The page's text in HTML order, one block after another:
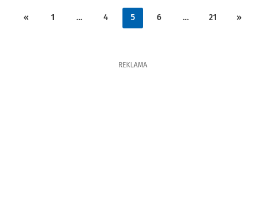
« 1 … 4 5 6 … 21 »
REKLAMA